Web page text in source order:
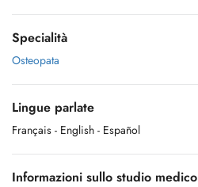
Specialità
Osteopata
Lingue parlate
Français - English - Español
Informazioni sullo studio medico